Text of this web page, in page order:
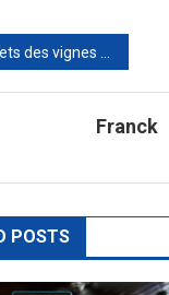
et vins de la campagne
Franck
POSTS